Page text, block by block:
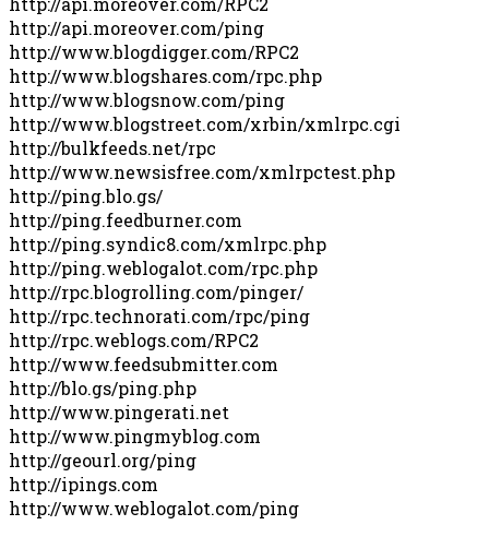
http://api.moreover.com/ping
http://www.blogdigger.com/RPC2
http://www.blogshares.com/rpc.php
http://www.blogsnow.com/ping
http://www.blogstreet.com/xrbin/xmlrpc.cgi
http://bulkfeeds.net/rpc
http://www.newsisfree.com/xmlrpctest.php
http://ping.blo.gs/
http://ping.feedburner.com
http://ping.syndic8.com/xmlrpc.php
http://ping.weblogalot.com/rpc.php
http://rpc.blogrolling.com/pinger/
http://rpc.technorati.com/rpc/ping
http://rpc.weblogs.com/RPC2
http://www.feedsubmitter.com
http://blo.gs/ping.php
http://www.pingerati.net
http://www.pingmyblog.com
http://geourl.org/ping
http://ipings.com
http://www.weblogalot.com/ping